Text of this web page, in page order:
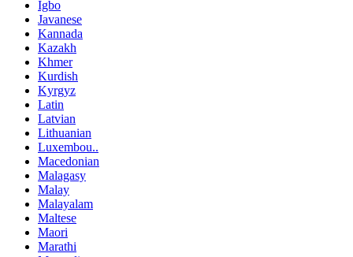
Igbo
Javanese
Kannada
Kazakh
Khmer
Kurdish
Kyrgyz
Latin
Latvian
Lithuanian
Luxembou..
Macedonian
Malagasy
Malay
Malayalam
Maltese
Maori
Marathi